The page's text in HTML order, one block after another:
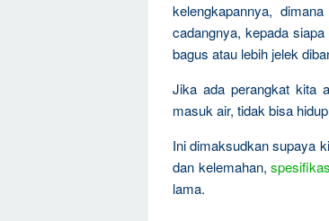
kelengkapannya,
cadangnya, kepada
bagus atau lebih jelek
Jika ada perangkat kita
masuk air, tidak bisa
Ini dimaksudkan supaya
dan kelemahan,
lama.